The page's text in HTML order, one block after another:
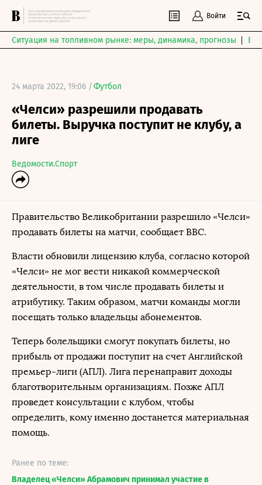
Войти
Ситуация на топливном рынке: меры, динамика, прогнозы
24 марта 2022, 19:06 /Футбол
«Челси» разрешили продавать
билеты. Выручка поступит не клубу, а
лиге
Ведомости.Спорт
Правительство Великобритании разрешило «Челси»
продавать билеты на матчи, сообщает ВВС.
Власти обновили лицензию клуба, согласно которой
«Челси» не мог вести никакой коммерческой
деятельности, в том числе продавать билеты и
атрибутику. Таким образом, матчи команды могли
посещать только владельцы абонементов.
Теперь болельщики смогут покупать билеты, но
прибыль от продажи поступит на счет Английской
премьер-лиги (АПЛ). Лига перенаправит доходы
благотворительным организациям. Позже АПЛ
проведет консультации с клубом, чтобы
определить, кому именно достанется материальная
помощь.
Ранее по теме:
Владелец «Челси» Абрамович принимал участие в